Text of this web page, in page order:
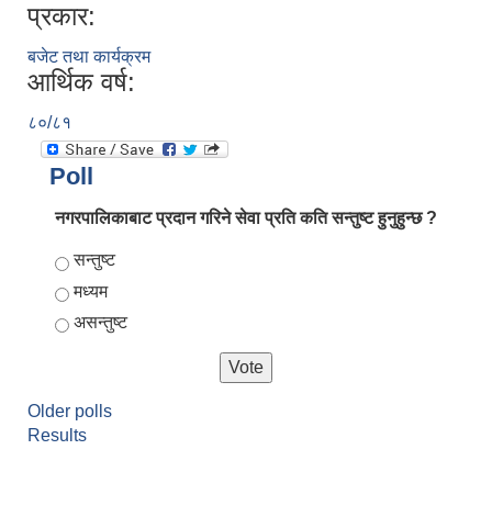
प्रकार:
बजेट तथा कार्यक्रम
आर्थिक वर्ष:
८०/८१
Poll
नगरपालिकाबाट प्रदान गरिने सेवा प्रति कति सन्तुष्ट हुनुहुन्छ ?
Choices
सन्तुष्ट
मध्यम
असन्तुष्ट
Older polls
Results